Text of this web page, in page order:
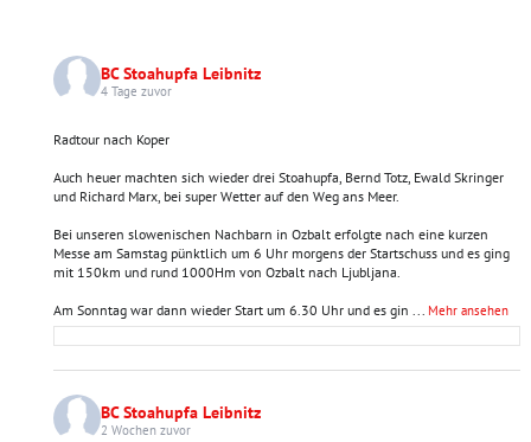
BC Stoahupfa Leibnitz
4 Tage zuvor
Radtour nach Koper
Auch heuer machten sich wieder drei Stoahupfa, Bernd Totz, Ewald Skringer
und Richard Marx, bei super Wetter auf den Weg ans Meer.
Bei unseren slowenischen Nachbarn in Ozbalt erfolgte nach eine kurzen
Messe am Samstag pünktlich um 6 Uhr morgens der Startschuss und es ging
mit 150km und rund 1000Hm von Ozbalt nach Ljubljana.
Am Sonntag war dann wieder Start um 6.30 Uhr und es gin ... Mehr ansehen
BC Stoahupfa Leibnitz
2 Wochen zuvor